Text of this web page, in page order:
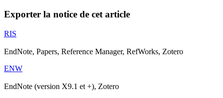
Exporter la notice de cet article
RIS
EndNote, Papers, Reference Manager, RefWorks, Zotero
ENW
EndNote (version X9.1 et +), Zotero